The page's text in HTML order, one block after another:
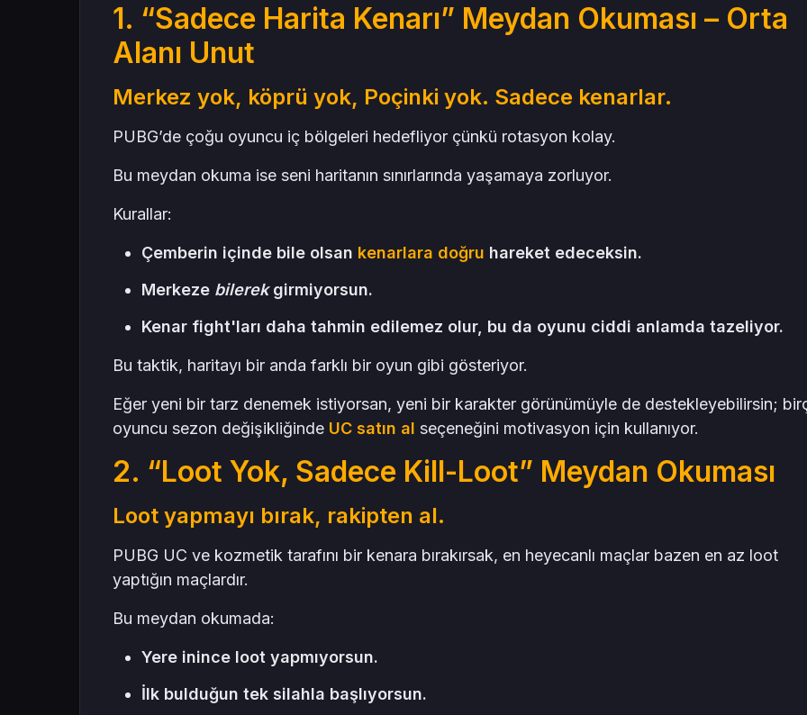
1. “Sadece Harita Kenarı” Meydan Okuması – Orta
Alanı Unut
Merkez yok, köprü yok, Poçinki yok. Sadece kenarlar.
PUBG’de çoğu oyuncu iç bölgeleri hedefliyor çünkü rotasyon kolay.
Bu meydan okuma ise seni haritanın sınırlarında yaşamaya zorluyor.
Kurallar:
Çemberin içinde bile olsan kenarlara doğru hareket edeceksin.
Merkeze bilerekgirmiyorsun.
Kenar fight'ları daha tahmin edilemez olur, bu da oyunu ciddi anlamda tazeliyor.
Bu taktik, haritayı bir anda farklı bir oyun gibi gösteriyor.
Eğer yeni bir tarz denemek istiyorsan, yeni bir karakter görünümüyle de destekleyebilirsin;
oyuncu sezon değişikliğinde UC satın al seçeneğini motivasyon için kullanıyor.
2. “Loot Yok, Sadece Kill-Loot” Meydan Okuması
Loot yapmayı bırak, rakipten al.
PUBG UC ve kozmetik tarafını bir kenara bırakırsak, en heyecanlı maçlar bazen en az loot
yaptığın maçlardır.
Bu meydan okumada:
Yere inince loot yapmıyorsun.
İlk bulduğun tek silahla başlıyorsun.